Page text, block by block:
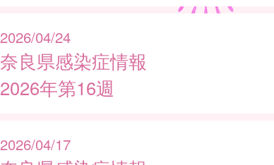
2026/04/24
奈良県感染症情報
2026年第16週
2026/04/17